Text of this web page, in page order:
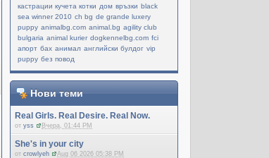
кастрации кучета котки дом връзки black
sea winner 2010 ch bg de grande luxery
puppy animalbg.com animal.bg agility club
bulgaria animal kurier dogkennelbg.com fci
апорт бах анимал английски булдог vip
puppy без повод
Нови теми
Real Girls. Real Desire. Real Now.
отyss Вчера, 01:44 PM
She's in your city
отcrowlyeh Aug 06 2026 05:38 PM